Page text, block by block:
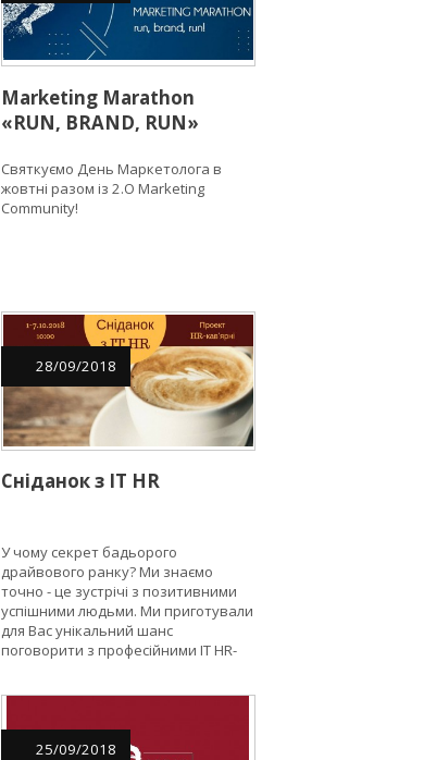
Marketing Marathon
«RUN, BRAND, RUN»
Святкуємо День Маркетолога в
жовтні разом із 2.O Marketing
Community!
28/09/2018
Сніданок з ІТ HR
У чому секрет бадьорого
драйвового ранку? Ми знаємо
точно - це зустрічі з позитивними
успішними людьми. Ми приготували
для Вас унікальний шанс
поговорити з професійними IT HR-
25/09/2018